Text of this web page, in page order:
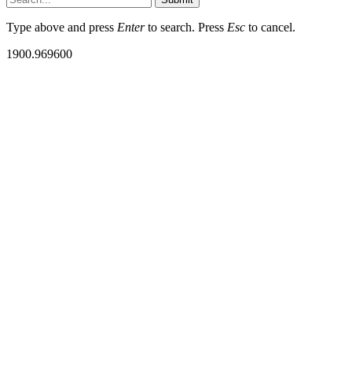
Type above and press Enterto search. Press Esc to cancel.
1900.969600